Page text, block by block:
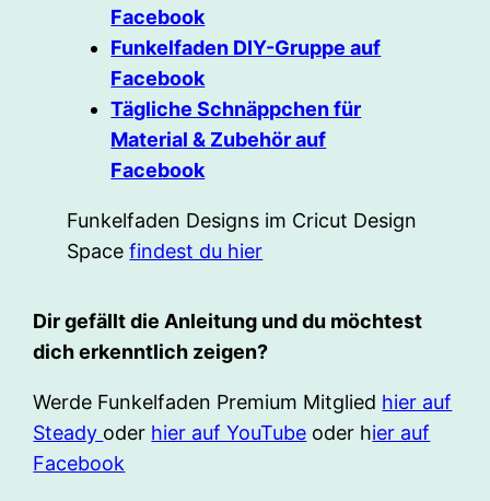
Facebook
Funkelfaden DIY-Gruppe auf
Facebook
Tägliche Schnäppchen für
Material & Zubehör auf
Facebook
Funkelfaden Designs im Cricut Design
Spacefindest du hier
Dir gefällt die Anleitung und du möchtest
dich erkenntlich zeigen?
Werde Funkelfaden Premium Mitglied hier auf
Steady oder hier auf YouTube oder hier auf
Facebook